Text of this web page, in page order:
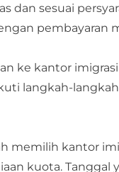
dan sesuai
pembayaran
ke kantor
langkah-
memilih kantor
kuota. Tanggal